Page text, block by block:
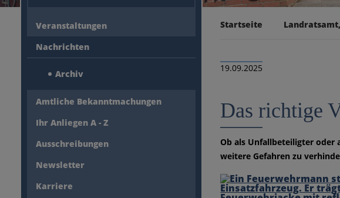
Veranstaltungen
Nachrichten
Archiv
Amtliche Bekanntmachungen
Ihr Anliegen A - Z
Ausschreibungen
Newsletter
Karriere
Startseite
19.09.2025
Das richtige
Ob als Unfallbeteiligter oder
weitere Gefahren zu